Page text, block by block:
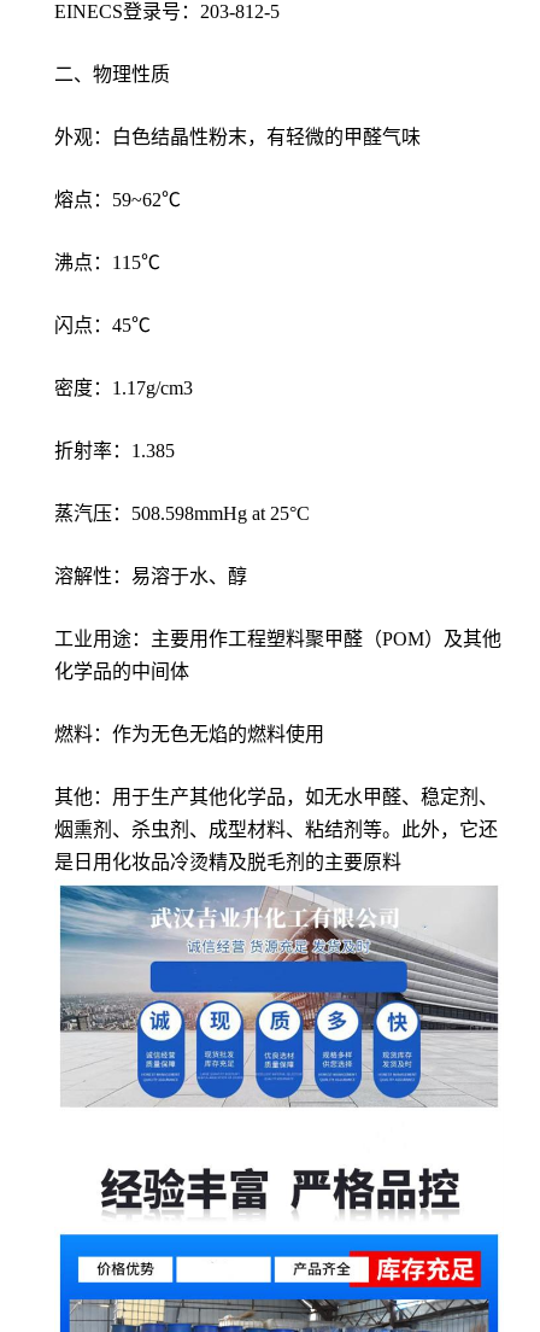
EINECS登录号：203-812-5
二、物理性质
外观：白色结晶性粉末，有轻微的甲醛气味
熔点：59~62℃
沸点：115℃
闪点：45℃
密度：1.17g/cm3
折射率：1.385
蒸汽压：508.598mmHg at 25°C
溶解性：易溶于水、醇
工业用途：主要用作工程塑料聚甲醛（POM）及其他
化学品的中间体
燃料：作为无色无焰的燃料使用
其他：用于生产其他化学品，如无水甲醛、稳定剂、
烟熏剂、杀虫剂、成型材料、粘结剂等。此外，它还
是日用化妆品冷烫精及脱毛剂的主要原料